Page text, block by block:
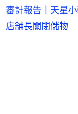
審計報告｜天星
店舖長關閉儲物